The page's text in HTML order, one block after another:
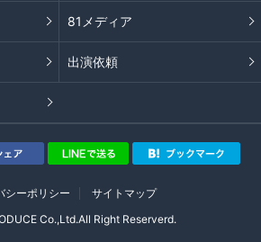
81メディア
出演依頼
シーポリシー
サイトマップ
Co.,Ltd.All Right Reserverd.